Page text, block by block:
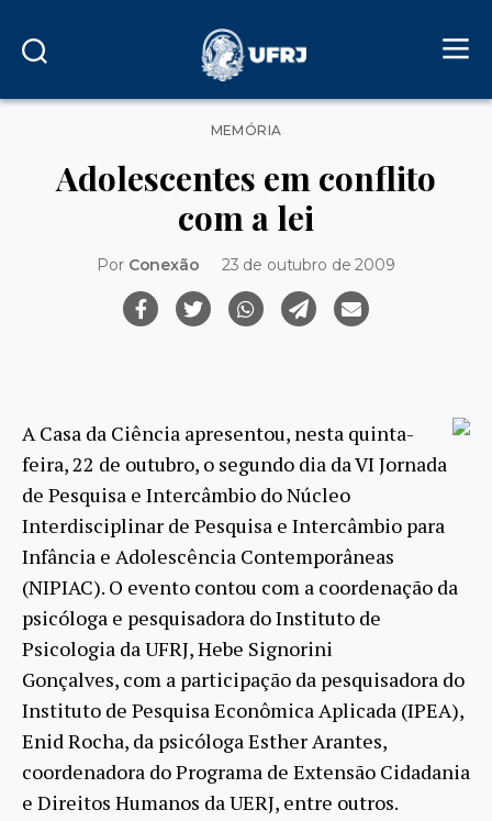
Categorias
MEMÓRIA
Adolescentes em conflito
com a lei
Por Conexão 23 de outubro de 2009
A Casa da Ciência apresentou, nesta quinta-
feira, 22 de outubro, o segundo dia da VI Jornada
de Pesquisa e Intercâmbio do Núcleo
Interdisciplinar de Pesquisa e Intercâmbio para
Infância e Adolescência Contemporâneas
(NIPIAC). O evento contou com a coordenação da
psicóloga e pesquisadora do Instituto de
Psicologia da UFRJ, Hebe Signorini
Gonçalves, com a participação da pesquisadora do
Instituto de Pesquisa Econômica Aplicada (IPEA),
Enid Rocha, da psicóloga Esther Arantes,
coordenadora do Programa de Extensão Cidadania
e Direitos Humanos da UERJ, entre outros.